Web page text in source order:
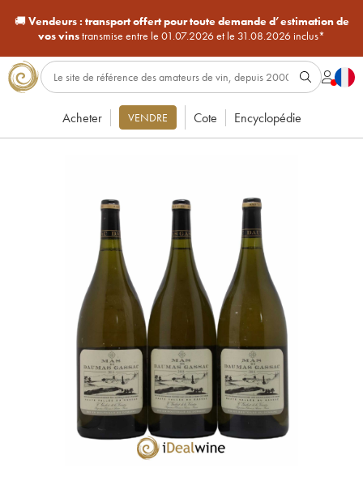
🚚Vendeurs : transport offert pour toute demande d’estimation de
vos vinstransmise entre le 01.07.2026 et le 31.08.2026 inclus*
Acheter VENDRE Cote Encyclopédie